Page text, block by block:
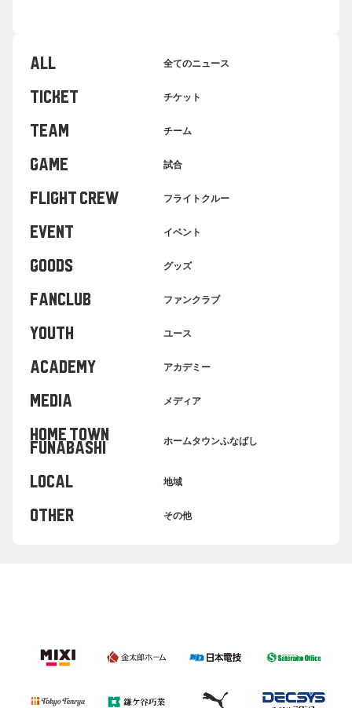
ALL 全てのニュース
TICKET チケット
TEAM チーム
GAME 試合
FLIGHT CREW フライトクルー
EVENT イベント
GOODS グッズ
FANCLUB ファンクラブ
YOUTH ユース
ACADEMY アカデミー
MEDIA メディア
HOME TOWN
FUNABASHI ホームタウンふなばし
LOCAL 地域
OTHER その他